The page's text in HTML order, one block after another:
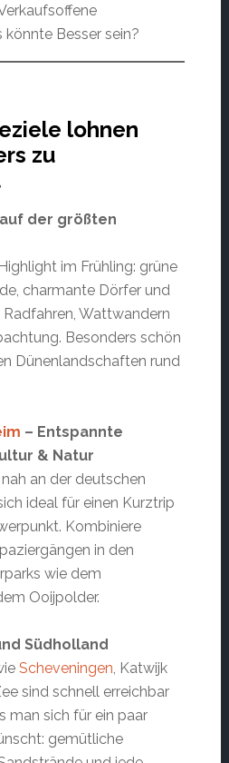
könnte Besser sein?
lohnen
zu
der größten
im Frühling: grüne
charmante Dörfer und
Wattwandern
Besonders schön
Dünenlandschaften rund
– Entspannte
& Natur
an der deutschen
ideal für einen Kurztrip
Kombiniere
in den
wie dem
Ooijpolder.
Südholland
Scheveningen , Katwijk
sind schnell erreichbar
man sich für ein paar
gemütliche